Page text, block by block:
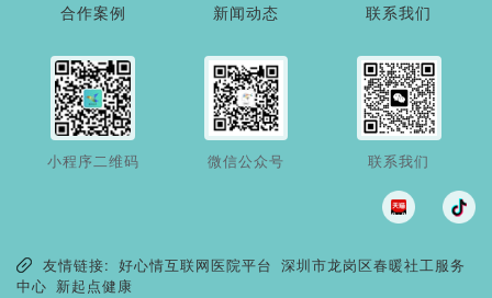
合作案例
新闻动态 联系我们
小程序二维码 微信公众号 联系我们
友情链接: 好心情互联网医院平台 深圳市龙岗区春暖社工服务
中心 新起点健康